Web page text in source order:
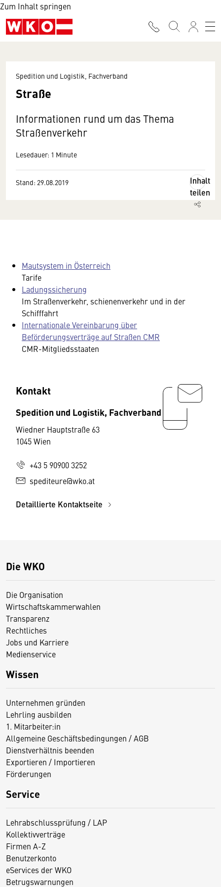
Zum Inhalt springen
Spedition und Logistik, Fachverband
Straße
Informationen rund um das Thema
Straßenverkehr
Lesedauer: 1 Minute
Stand: 29.08.2019
Inhalt
teilen
Mautsystem in Österreich
Tarife
Ladungssicherung
Im Straßenverkehr, schienenverkehr und in der
Schifffahrt
Internationale Vereinbarung über
Beförderungsverträge auf Straßen CMR
CMR-Mitgliedsstaaten
Kontakt
Spedition und Logistik, Fachverband
Wiedner Hauptstraße 63
1045 Wien
+43 5 90900 3252
spediteure@wko.at
Detaillierte Kontaktseite
Die WKO
Die Organisation
Wirtschaftskammerwahlen
Transparenz
Rechtliches
Jobs und Karriere
Medienservice
Wissen
Unternehmen gründen
Lehrling ausbilden
1. Mitarbeiter:in
Allgemeine Geschäftsbedingungen / AGB
Dienstverhältnis beenden
Exportieren / Importieren
Förderungen
Service
Lehrabschlussprüfung / LAP
Kollektivverträge
Firmen A-Z
Benutzerkonto
eServices der WKO
Betrugswarnungen